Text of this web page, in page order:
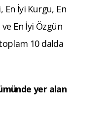
İyi Kurgu, En
En İyi Özgün
10 dalda
yer alan